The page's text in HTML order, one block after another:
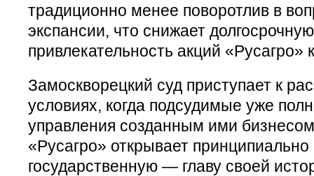
традиционно менее поворотлив в
экспансии, что снижает
привлекательность акций «Русагро»
Замоскворецкий суд приступает к
условиях, когда подсудимые уже
управления созданным ими
«Русагро» открывает
государственную — главу своей